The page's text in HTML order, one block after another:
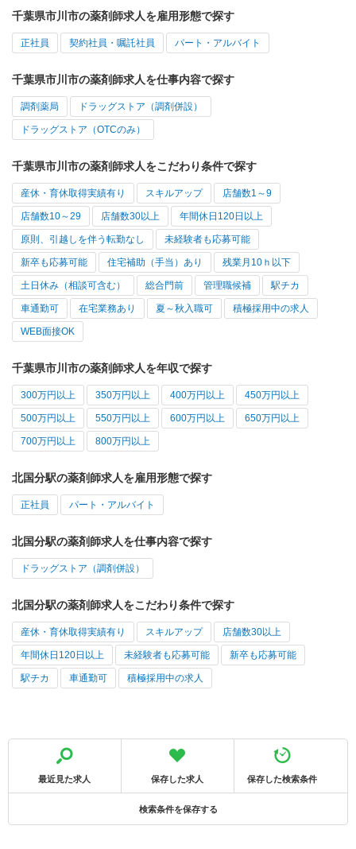
千葉県市川市の薬剤師求人を雇用形態で探す
正社員 契約社員・嘱託社員 パート・アルバイト
千葉県市川市の薬剤師求人を仕事内容で探す
調剤薬局 ドラッグストア（調剤併設）
ドラッグストア（OTCのみ）
千葉県市川市の薬剤師求人をこだわり条件で探す
産休・育休取得実績有り スキルアップ 店舗数1～9
店舗数10～29 店舗数30以上 年間休日120日以上
原則、引越しを伴う転勤なし 未経験者も応募可能
新卒も応募可能 住宅補助（手当）あり 残業月10ｈ以下
土日休み（相談可含む） 総合門前 管理職候補 駅チカ
車通勤可 在宅業務あり 夏～秋入職可 積極採用中の求人
WEB面接OK
千葉県市川市の薬剤師求人を年収で探す
300万円以上 350万円以上 400万円以上 450万円以上
500万円以上 550万円以上 600万円以上 650万円以上
700万円以上 800万円以上
北国分駅の薬剤師求人を雇用形態で探す
正社員 パート・アルバイト
北国分駅の薬剤師求人を仕事内容で探す
ドラッグストア（調剤併設）
北国分駅の薬剤師求人をこだわり条件で探す
産休・育休取得実績有り スキルアップ 店舗数30以上
年間休日120日以上 未経験者も応募可能 新卒も応募可能
駅チカ 車通勤可 積極採用中の求人
最近見た求人 保存した求人 保存した検索条件
検索条件を保存する